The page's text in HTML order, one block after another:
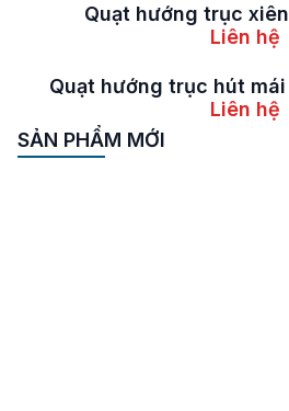
Quạt hướng trục xiên
Liên hệ
Quạt hướng trục hút mái
Liên hệ
SẢN PHẨM MỚI